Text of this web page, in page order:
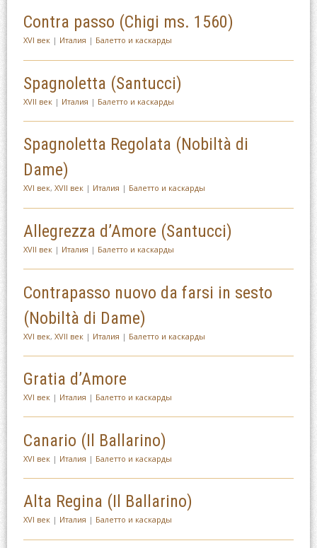
Contra passo (Chigi ms. 1560)
XVI век| Италия | Балетто и каскарды
Spagnoletta (Santucci)
XVII век| Италия | Балетто и каскарды
Spagnoletta Regolata (Nobiltà di
Dame)
XVI век, XVII век| Италия | Балетто и каскарды
Allegrezza d’Amore (Santucci)
XVII век| Италия | Балетто и каскарды
Contrapasso nuovo da farsi in sesto
(Nobiltà di Dame)
XVI век, XVII век| Италия | Балетто и каскарды
Gratia d’Amore
XVI век| Италия | Балетто и каскарды
Canario (Il Ballarino)
XVI век| Италия | Балетто и каскарды
Alta Regina (Il Ballarino)
XVI век| Италия | Балетто и каскарды